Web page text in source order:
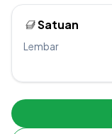
Satuan
Lembar